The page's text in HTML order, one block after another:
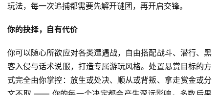
戏
单
游
戏
玩法，每一次追捕都需要先解开谜团，再开启交锋。
你的抉择，自有代价
你可以随心所欲应对各类遭遇战，自由搭配战斗、潜行、黑
客入侵与话术说服，打造专属游玩风格。处置悬赏目标的方
式完全由你掌控：放生或处决、顺从或背叛、拿走赏金或分